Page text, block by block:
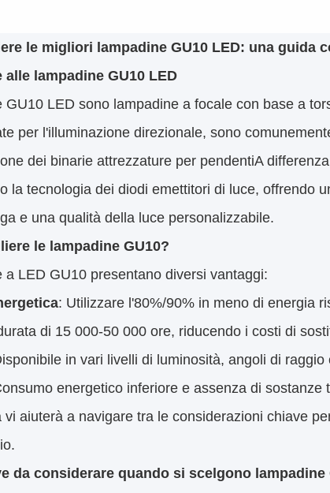
le migliori lampadine GU10 LED: una guida
lampadine GU10 LED
GU10 LED sono lampadine a focale con base a
per l'illuminazione direzionale, sono
dei binarie attrezzature per pendentiA
la tecnologia dei diodi emettitori di luce, offrendo
e una qualità della luce personalizzabile.
le lampadine GU10?
a LED GU10 presentano diversi vantaggi:
: Utilizzare l'80%/90% in meno di energia
di 15 000-50 000 ore, riducendo i costi di
in vari livelli di luminosità, angoli di
energetico inferiore e assenza di sostanze
vi aiuterà a navigare tra le considerazioni chiave
da considerare quando si scelgono lampadine